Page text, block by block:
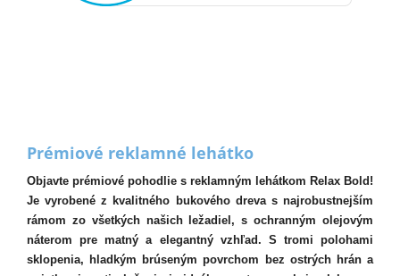
Prémiové reklamné lehátko
Objavte prémiové pohodlie s reklamným lehátkom Relax Bold!
Je vyrobené z kvalitného bukového dreva s najrobustnejším
rámom zo všetkých našich ležadiel, s ochranným olejovým
náterom pre matný a elegantný vzhľad. S tromi polohami
sklopenia, hladkým brúseným povrchom bez ostrých hrán a